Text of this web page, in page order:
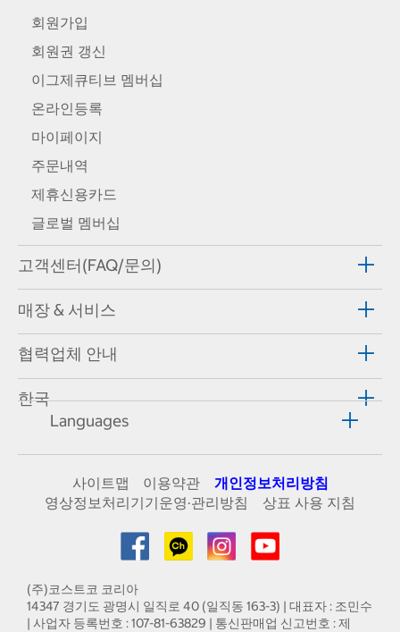
회원가입
회원권 갱신
이그제큐티브 멤버십
온라인등록
마이페이지
주문내역
제휴신용카드
글로벌 멤버십
고객센터(FAQ/문의)
매장 & 서비스
협력업체 안내
한국
Languages
사이트맵 이용약관
개인정보처리방침
영상정보처리기기운영·관리방침
상표 사용 지침
(주)코스트코 코리아
14347 경기도 광명시 일직로 40 (일직동 163-3) | 대표자 : 조민수
| 사업자 등록번호 : 107-81-63829 | 통신판매업 신고번호 : 제